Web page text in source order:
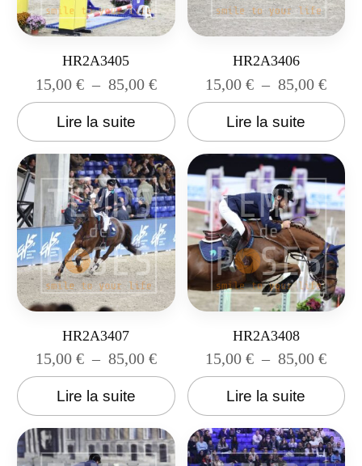
HR2A3405
15,00 € – 85,00 €
Lire la suite
HR2A3406
15,00€ – 85,00€
Lire la suite
HR2A3407
15,00 € – 85,00 €
Lire la suite
HR2A3408
15,00€ – 85,00€
Lire la suite